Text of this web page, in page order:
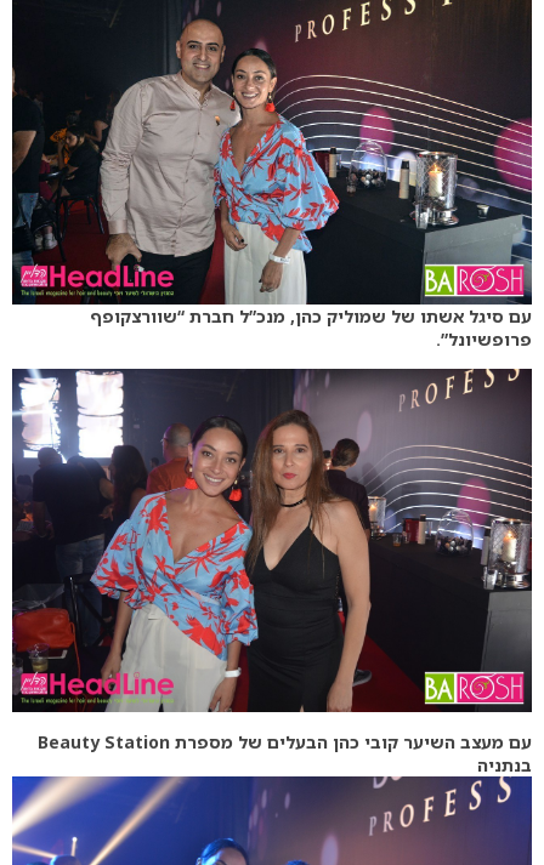
עם סיגל אשתו של שמוליק כהן, מנכ”ל חברת “שוורצקופף
פרופשיונל”.
עם מעצב השיער קובי כהן הבעלים של מספרת Beauty Station
בנתניה